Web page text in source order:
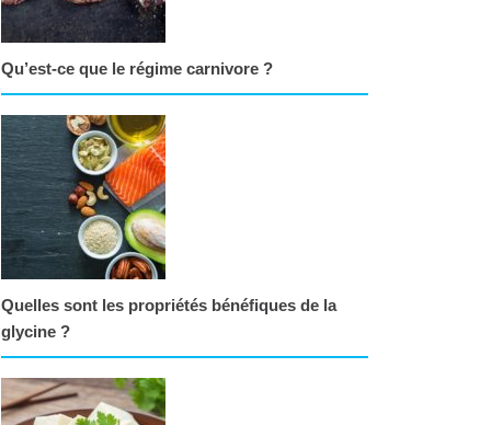
Qu’est-ce que le régime carnivore ?
Quelles sont les propriétés bénéfiques de la
glycine ?